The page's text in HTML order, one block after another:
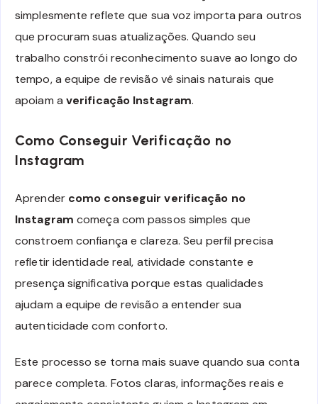
simplesmente reflete que sua voz importa para outros
que procuram suas atualizações. Quando seu
trabalho constrói reconhecimento suave ao longo do
tempo, a equipe de revisão vê sinais naturais que
apoiam a verificação Instagram.
Como Conseguir Verificação no
Instagram
Aprender como conseguir verificação no
Instagram começa com passos simples que
constroem confiança e clareza. Seu perfil precisa
refletir identidade real, atividade constante e
presença significativa porque estas qualidades
ajudam a equipe de revisão a entender sua
autenticidade com conforto.
Este processo se torna mais suave quando sua conta
parece completa. Fotos claras, informações reais e